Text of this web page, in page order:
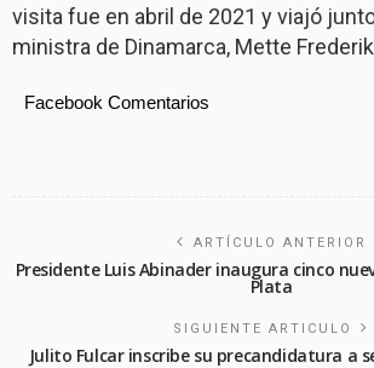
visita fue en abril de 2021 y viajó
ministra de Dinamarca, Mette
Facebook Comentarios
ARTÍCULO ANTERIOR
Presidente Luis Abinader inaugura cinco
Plata
SIGUIENTE ARTICULO
Julito Fulcar inscribe su precandidatura a